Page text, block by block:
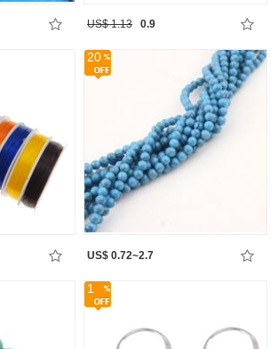
US$ 1.13 0.9
20
US$ 0.72~2.7
1